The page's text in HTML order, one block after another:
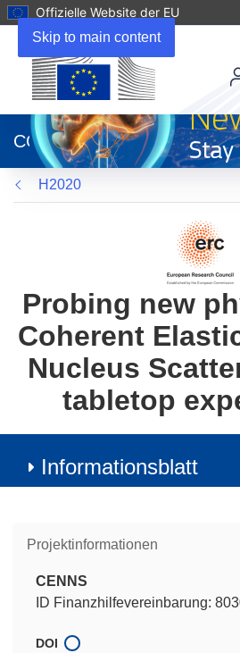
Skip to main content
Offizielle Website der EU
neuem
Fenster)
CORDIS
H2020
Probing new
Coherent
Nucleus
tabletop
Informationsblatt
Projektinformationen
CENNS
ID Finanzhilfevereinbarung:
DOI